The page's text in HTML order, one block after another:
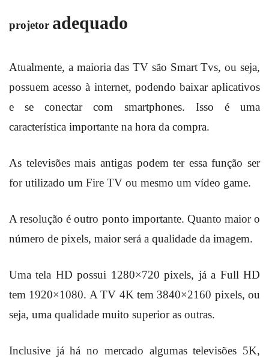
projetor adequado
Atualmente, a maioria das TV são Smart Tvs, ou seja,
possuem acesso à internet, podendo baixar aplicativos
e se conectar com smartphones. Isso é uma
característica importante na hora da compra.
As televisões mais antigas podem ter essa função ser
for utilizado um Fire TV ou mesmo um vídeo game.
A resolução é outro ponto importante. Quanto maior o
número de pixels, maior será a qualidade da imagem.
Uma tela HD possui 1280×720 pixels, já a Full HD
tem 1920×1080. A TV 4K tem 3840×2160 pixels, ou
seja, uma qualidade muito superior as outras.
Inclusive já há no mercado algumas televisões 5K,